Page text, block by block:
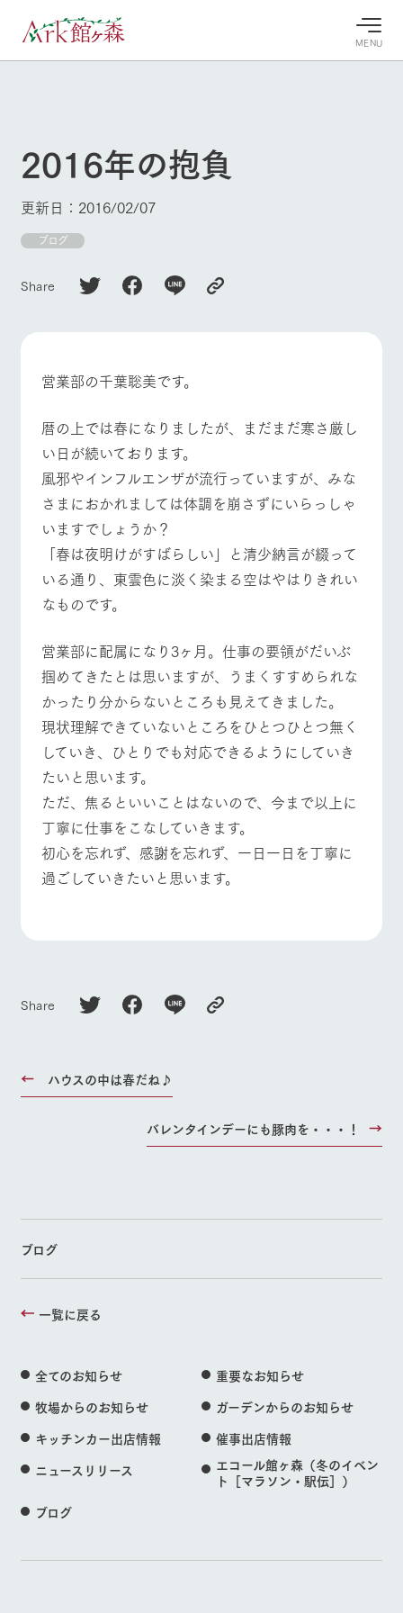
MENU
牧場へ行
営業時
間・料金
交通アク
セス
よくいた
だく質問
団体のお
客様へ
ペットを
お連れの
お客様へ
お問い合
わせ・資
料請求
よく見られている情報
今日の牧
本日の営業時間
や牧場の天気、
状況などを毎日
Ark館ヶ森で開
催しているイベ
情報やスケジュ
ビゲート
フラワー
花のある美しい
自然環境の中、
季節の移り変わ
りを存分に味わ
う
れあう
触れて、感じ
て、学ぶ。館ヶ
なかで動物とふ
れあう
ビティ／
体験
ツリーハウスや
ど、楽しみなが
ら学べる様々な
アクティビティ
牧場の生産品を
知り尽くした料
理人が腕を振
スタイルで提供
物
丹精込めて育て
た生産品をはじ
め、牧場産の逸
品を取り揃えた
店舗
牧場マップのダ
ウンロード
周遊バス
牧場内を巡る周
Ark館ヶ森について
牧場に行く
ArkFarm Wedding
お知らせ
ブログ
お問い合わせ・資料請求
生産品カタログ・資料DL
English (Google Translate)
ネットショップ
個人情報取扱いについて
牧場トップ 今日の牧場
イベント/フェア レストラン/BBQ フラワーガーデン
動物とふれあう アクティビティ/体験 ショップ/お買い物
牧場マップを見る 周遊バス
営業時間・料金
よくあるご質問
団体のお客様へ
ペットをお連れの
お客様へ
2016年の抱負
更新日：2016/02/07
ブログ
Share
営業部の千葉聡美です。
暦の上では春になりましたが、まだまだ寒さ厳し
い日が続いております。
風邪やインフルエンザが流行っていますが、みな
さまにおかれましては体調を崩さずにいらっしゃ
いますでしょうか？
「春は夜明けがすばらしい」と清少納言が綴って
いる通り、東雲色に淡く染まる空はやはりきれい
なものです。
営業部に配属になり3ヶ月。仕事の要領がだいぶ
掴めてきたとは思いますが、うまくすすめられな
かったり分からないところも見えてきました。
現状理解できていないところをひとつひとつ無く
していき、ひとりでも対応できるようにしていき
たいと思います。
ただ、焦るといいことはないので、今まで以上に
丁寧に仕事をこなしていきます。
初心を忘れず、感謝を忘れず、一日一日を丁寧に
過ごしていきたいと思います。
Share
ハウスの中は春だね♪
バレンタインデーにも豚肉を・・・！
ブログ
一覧に戻る
全てのお知らせ
重要なお知らせ
牧場からのお知らせ
ガーデンからのお知らせ
キッチンカー出店情報
催事出店情報
ニュースリリース
エコール館ヶ森（冬のイベン
ト［マラソン・駅伝］）
ブログ